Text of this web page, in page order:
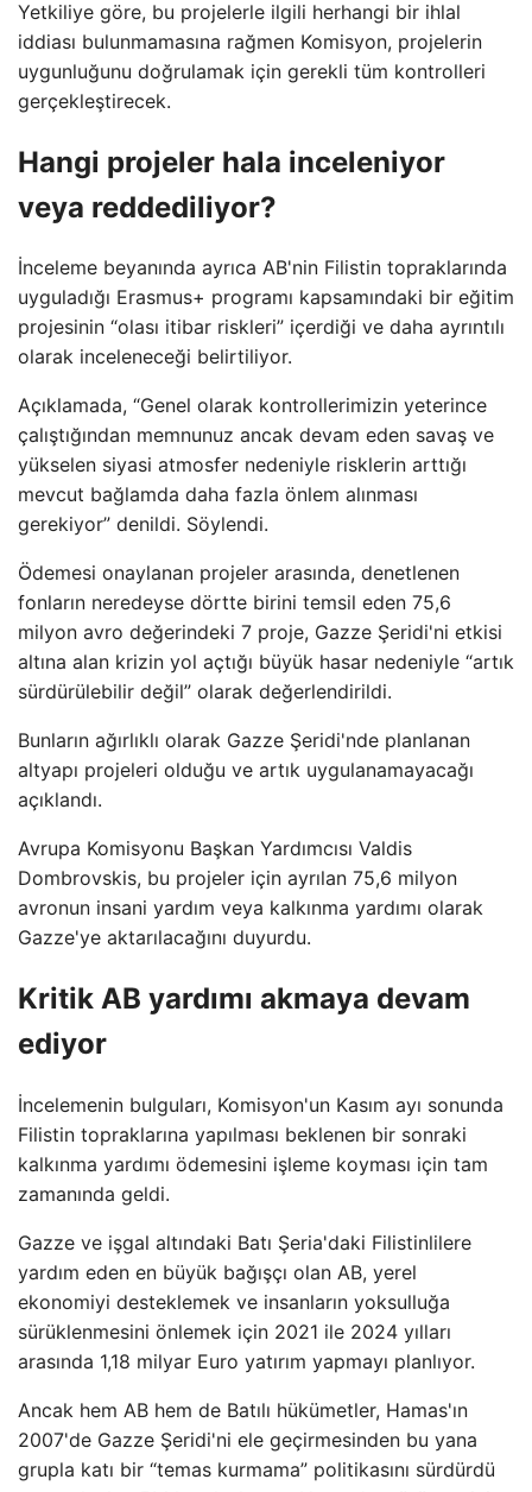
Yetkiliye göre, bu projelerle ilgili herhangi bir ihlal
iddiası bulunmamasına rağmen Komisyon, projelerin
uygunluğunu doğrulamak için gerekli tüm kontrolleri
gerçekleştirecek.
Hangi projeler hala inceleniyor
veya reddediliyor?
İnceleme beyanında ayrıca AB'nin Filistin topraklarında
uyguladığı Erasmus+ programı kapsamındaki bir eğitim
projesinin “olası itibar riskleri” içerdiği ve daha ayrıntılı
olarak inceleneceği belirtiliyor.
Açıklamada, “Genel olarak kontrollerimizin yeterince
çalıştığından memnunuz ancak devam eden savaş ve
yükselen siyasi atmosfer nedeniyle risklerin arttığı
mevcut bağlamda daha fazla önlem alınması
gerekiyor” denildi. Söylendi.
Ödemesi onaylanan projeler arasında, denetlenen
fonların neredeyse dörtte birini temsil eden 75,6
milyon avro değerindeki 7 proje, Gazze Şeridi'ni etkisi
altına alan krizin yol açtığı büyük hasar nedeniyle “artık
sürdürülebilir değil” olarak değerlendirildi.
Bunların ağırlıklı olarak Gazze Şeridi'nde planlanan
altyapı projeleri olduğu ve artık uygulanamayacağı
açıklandı.
Avrupa Komisyonu Başkan Yardımcısı Valdis
Dombrovskis, bu projeler için ayrılan 75,6 milyon
avronun insani yardım veya kalkınma yardımı olarak
Gazze'ye aktarılacağını duyurdu.
Kritik AB yardımı akmaya devam
ediyor
İncelemenin bulguları, Komisyon'un Kasım ayı sonunda
Filistin topraklarına yapılması beklenen bir sonraki
kalkınma yardımı ödemesini işleme koyması için tam
zamanında geldi.
Gazze ve işgal altındaki Batı Şeria'daki Filistinlilere
yardım eden en büyük bağışçı olan AB, yerel
ekonomiyi desteklemek ve insanların yoksulluğa
sürüklenmesini önlemek için 2021 ile 2024 yılları
arasında 1,18 milyar Euro yatırım yapmayı planlıyor.
Ancak hem AB hem de Batılı hükümetler, Hamas'ın
2007'de Gazze Şeridi'ni ele geçirmesinden bu yana
grupla katı bir “temas kurmama” politikasını sürdürdü